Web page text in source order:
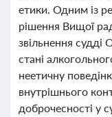
етики. Одним із
рішення Вищої
звільнення судді
стані
неетичну
внутрішнього
доброчесності у